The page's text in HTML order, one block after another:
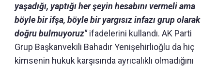
yaşadığı, yaptığı her şeyin hesabını vermeli ama
böyle bir ifşa, böyle bir yargısız infazı grup olarak
doğru bulmuyoruz"ifadelerini kullandı. AK Parti
Grup Başkanvekili Bahadır Yenişehirlioğlu da hiç
kimsenin hukuk karşısında ayrıcalıklı olmadığını